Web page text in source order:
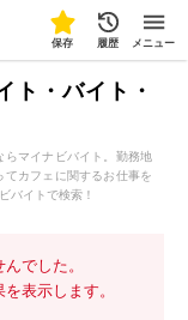
保存 履歴 メニュー
ト・バイト・
らマイナビバイト。勤務地
カフェに関するお仕事を
バイトで検索！
でした。
表示します。